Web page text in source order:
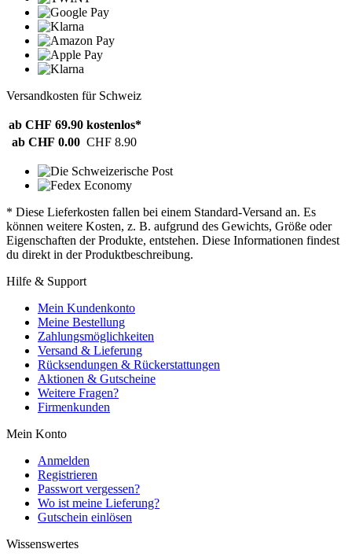
Versandkosten für Schweiz
ab CHF 69.90 kostenlos*
ab CHF 0.00 CHF 8.90
* Diese Lieferkosten fallen bei einem Standard-Versand an. Es
können weitere Kosten, z. B. aufgrund des Gewichts, Größe oder
Eigenschaften der Produkte, entstehen. Diese Informationen findest
du direkt in der Produktbeschreibung.
Hilfe & Support
Mein Kundenkonto
Meine Bestellung
Zahlungsmöglichkeiten
Versand & Lieferung
Rücksendungen & Rückerstattungen
Aktionen & Gutscheine
Weitere Fragen?
Firmenkunden
Mein Konto
Anmelden
Registrieren
Passwort vergessen?
Wo ist meine Lieferung?
Gutschein einlösen
Wissenswertes